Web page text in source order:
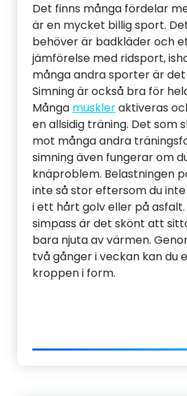
Det finns många fördelar
är en mycket billig sport.
behöver är badkläder och
jämförelse med ridsport,
många andra sporter är
Simning är också bra för
Många muskleraktiveras
en allsidig träning. Det som
mot många andra
simning även fungerar om
knäproblem. Belastningen
inte så stor eftersom du
i ett hårt golv eller på
simpass är det skönt att
bara njuta av värmen.
två gånger i veckan kan du
kroppen i form.